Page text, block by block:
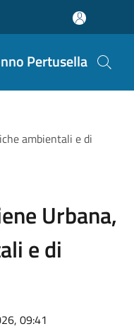
Pertusella
ambientali e di
Urbana,
e di
09:41